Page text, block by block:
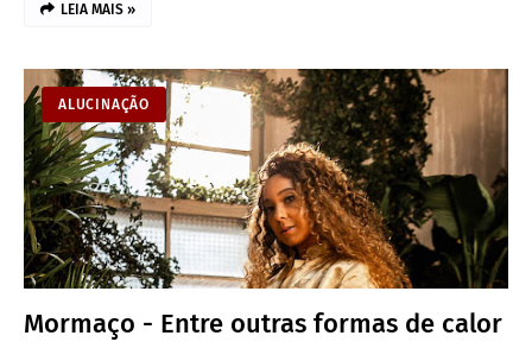
LEIA MAIS »
ALUCINAÇÃO
Mormaço - Entre outras formas de calor